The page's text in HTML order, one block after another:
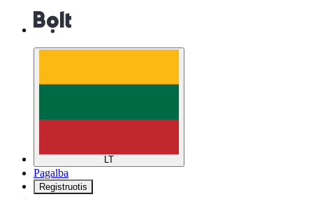
LT
Pagalba
Registruotis